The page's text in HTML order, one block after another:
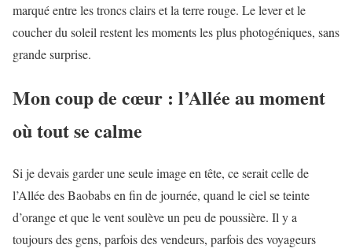
marqué entre les troncs clairs et la terre rouge. Le lever et le
coucher du soleil restent les moments les plus photogéniques, sans
grande surprise.
Mon coup de cœur : l’Allée au moment
où tout se calme
Si je devais garder une seule image en tête, ce serait celle de
l’Allée des Baobabs en fin de journée, quand le ciel se teinte
d’orange et que le vent soulève un peu de poussière. Il y a
toujours des gens, parfois des vendeurs, parfois des voyageurs